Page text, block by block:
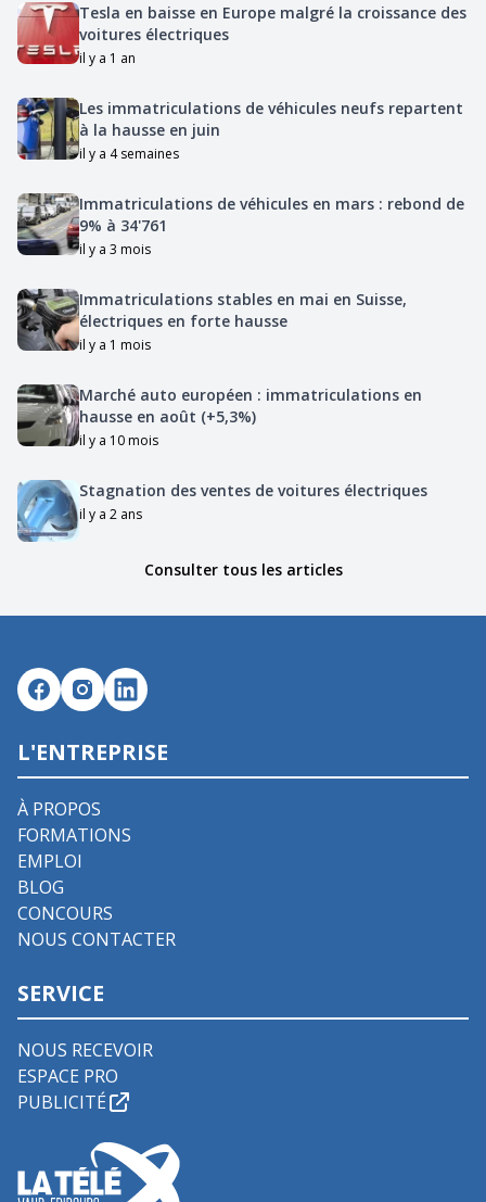
Tesla en baisse en Europe malgré la croissance des
voitures électriques
il y a 1 an
Les immatriculations de véhicules neufs repartent
à la hausse en juin
il y a 4 semaines
Immatriculations de véhicules en mars : rebond de
9% à 34'761
il y a 3 mois
Immatriculations stables en mai en Suisse,
électriques en forte hausse
il y a 1 mois
Marché auto européen : immatriculations en
hausse en août (+5,3%)
il y a 10 mois
Stagnation des ventes de voitures électriques
il y a 2 ans
Consulter tous les articles
L'ENTREPRISE
À PROPOS
FORMATIONS
EMPLOI
BLOG
CONCOURS
NOUS CONTACTER
SERVICE
NOUS RECEVOIR
ESPACE PRO
PUBLICITÉ